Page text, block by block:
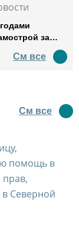
за
туристов
См все
См все